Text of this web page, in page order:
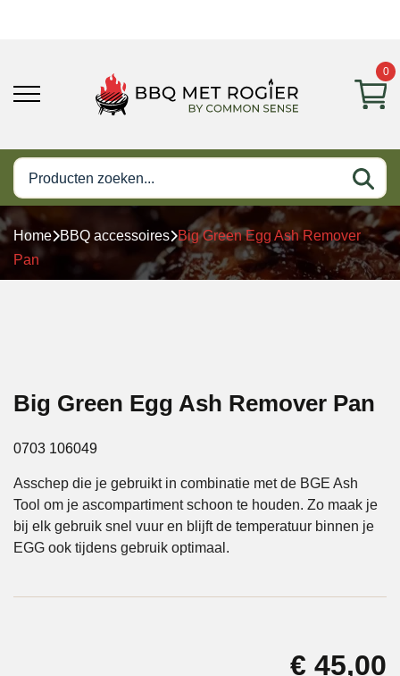
0
Home BBQ accessoires Big Green Egg Ash Remover
Pan
Big Green Egg Ash Remover Pan
0703 106049
Asschep die je gebruikt in combinatie met de BGE Ash
Tool om je ascompartiment schoon te houden. Zo maak je
bij elk gebruik snel vuur en blijft de temperatuur binnen je
EGG ook tijdens gebruik optimaal.
€ 45,00